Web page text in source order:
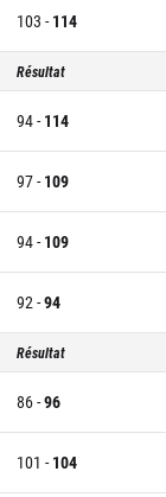
103 - 114
Résultat
94- 114
97- 109
94- 109
92-94
Résultat
86-96
101 - 104